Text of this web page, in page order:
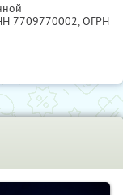
7709770002, ОГРН